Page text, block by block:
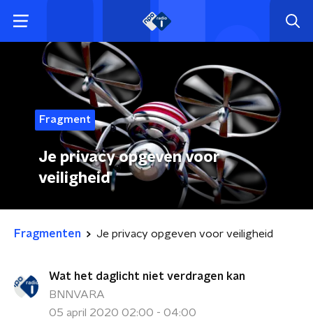
Fragment
Je privacy opgeven voor
veiligheid
Fragmenten Je privacy opgeven voor veiligheid
Wat het daglicht niet verdragen kan
BNNVARA
05 april 2020 02:00 - 04:00